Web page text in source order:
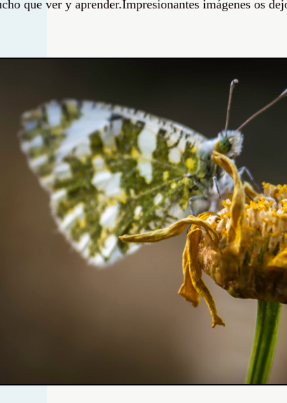
que ver y aprender.Impresionantes imágenes os